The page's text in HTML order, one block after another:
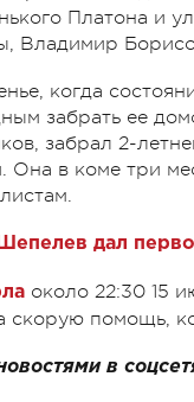
Платона и
Владимир
когда
забрать ее
забрал 2-
Она в коме три
дал
около 22:30 15
скорую помощь,
в